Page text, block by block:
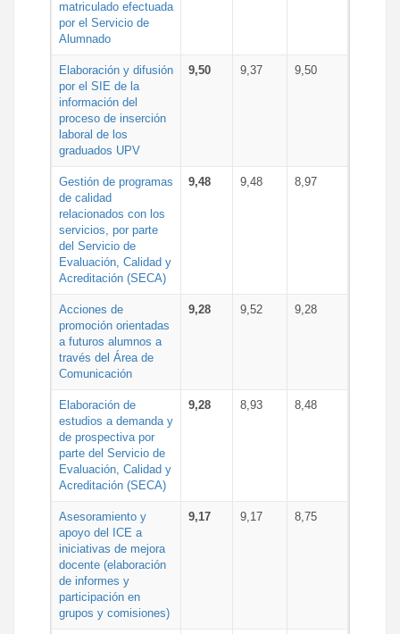
matriculado efectuada
por el Servicio de
Alumnado
Elaboración y difusión
por el SIE de la
información del
proceso de inserción
laboral de los
graduados UPV
9,50 9,37 9,50
Gestión de programas
de calidad
relacionados con los
servicios, por parte
del Servicio de
Evaluación, Calidad y
Acreditación (SECA)
9,48 9,48 8,97
Acciones de
promoción orientadas
a futuros alumnos a
través del Área de
Comunicación
9,28 9,52 9,28
Elaboración de
estudios a demanda y
de prospectiva por
parte del Servicio de
Evaluación, Calidad y
Acreditación (SECA)
9,28 8,93 8,48
Asesoramiento y
apoyo del ICE a
iniciativas de mejora
docente (elaboración
de informes y
participación en
grupos y comisiones)
9,17 9,17 8,75